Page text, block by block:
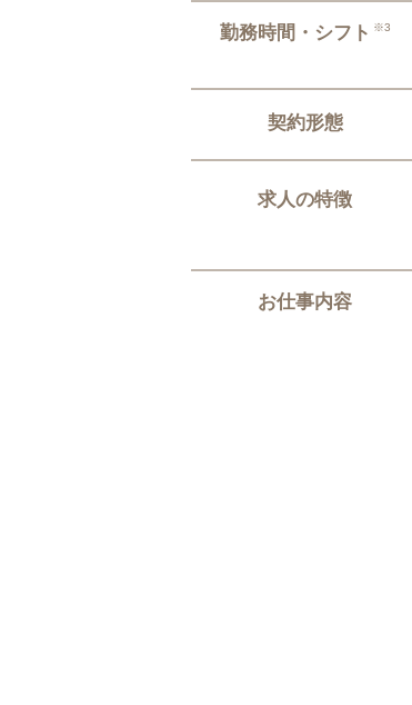
勤務時間・シフト ※3
契約形態
求人の特徴
お仕事内容